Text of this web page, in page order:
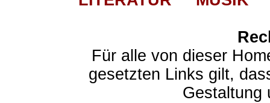
Für alle von dieser
gesetzten Links gilt,
Gestaltung